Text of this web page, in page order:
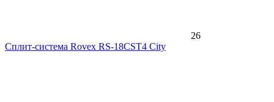
26
Сплит-система Rovex RS-18CST4 City